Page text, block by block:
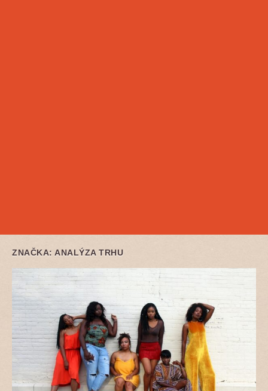
ZNAČKA: ANALÝZA TRHU